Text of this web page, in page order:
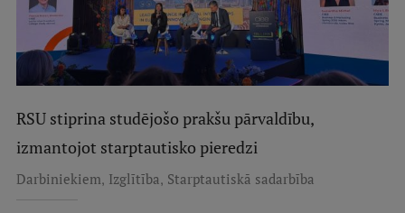
RSU stiprina studējošo prakšu pārvaldību,
izmantojot starptautisko pieredzi
Darbiniekiem, Izglītība, Starptautiskā sadarbība